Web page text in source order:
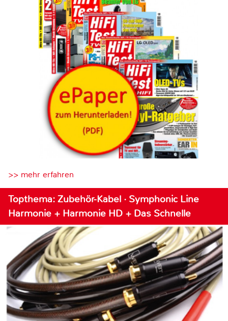
>> mehr erfahren
Topthema: Zubehör-Kabel · Symphonic Line
Harmonie + Harmonie HD + Das Schnelle